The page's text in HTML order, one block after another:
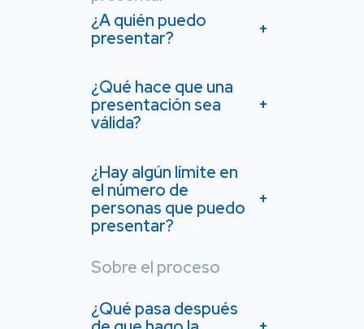
¿A quién puedo
presentar?
+
¿Qué hace que una
presentación sea
válida?
+
¿Hay algún límite en
el número de
personas que puedo
presentar?
+
Sobre el proceso
¿Qué pasa después